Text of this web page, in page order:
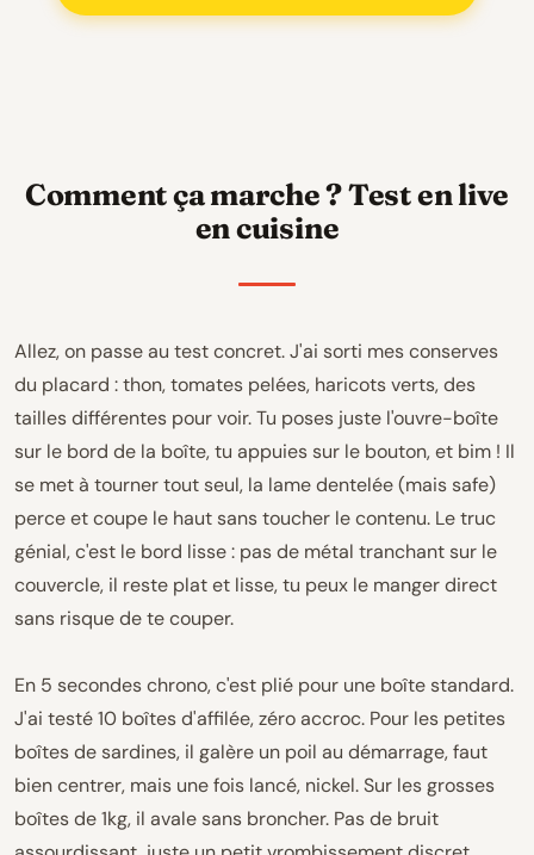
Comment ça marche ? Test en live
en cuisine
Allez, on passe au test concret. J'ai sorti mes conserves
du placard : thon, tomates pelées, haricots verts, des
tailles différentes pour voir. Tu poses juste l'ouvre-boîte
sur le bord de la boîte, tu appuies sur le bouton, et bim ! Il
se met à tourner tout seul, la lame dentelée (mais safe)
perce et coupe le haut sans toucher le contenu. Le truc
génial, c'est le bord lisse : pas de métal tranchant sur le
couvercle, il reste plat et lisse, tu peux le manger direct
sans risque de te couper.
En 5 secondes chrono, c'est plié pour une boîte standard.
J'ai testé 10 boîtes d'affilée, zéro accroc. Pour les petites
boîtes de sardines, il galère un poil au démarrage, faut
bien centrer, mais une fois lancé, nickel. Sur les grosses
boîtes de 1kg, il avale sans broncher. Pas de bruit